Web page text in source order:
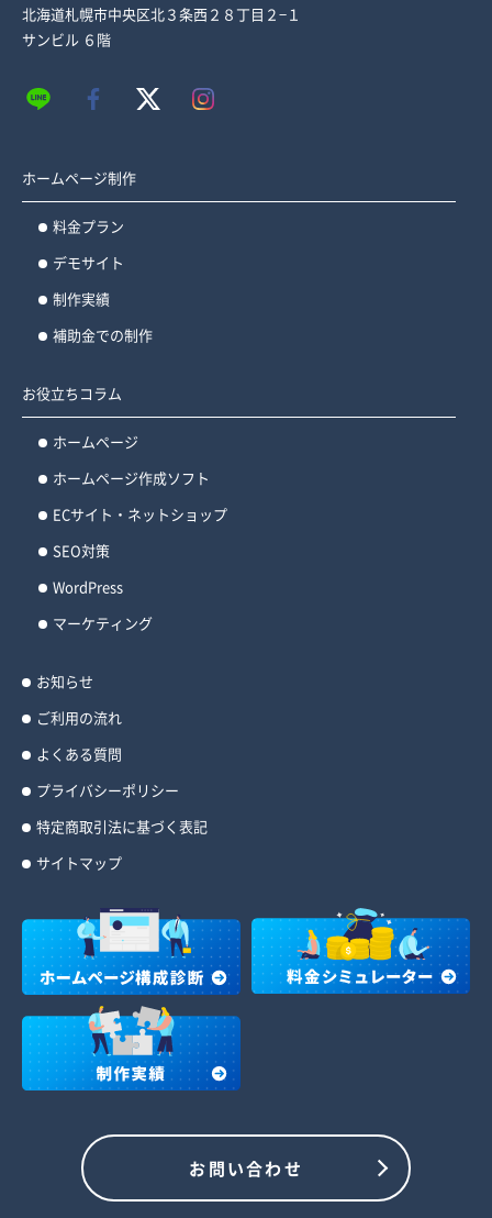
北海道札幌市中央区北３条西２８丁目２−１
サンビル ６階
ホームページ制作
料金プラン
デモサイト
制作実績
補助金での制作
お役立ちコラム
ホームページ
ホームページ作成ソフト
ECサイト・ネットショップ
SEO対策
WordPress
マーケティング
お知らせ
ご利用の流れ
よくある質問
プライバシーポリシー
特定商取引法に基づく表記
サイトマップ
お問い合わせ